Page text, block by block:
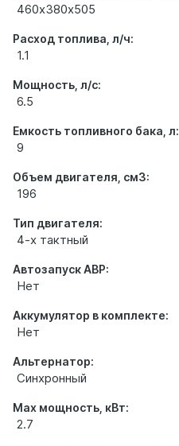
460х380х505
Расход топлива, л/ч:
1.1
Мощность, л/с:
6.5
Емкость топливного бака, л:
9
Объем двигателя, см3:
196
Тип двигателя:
4-х тактный
Автозапуск АВР:
Нет
Аккумулятор в комплекте:
Нет
Альтернатор:
Синхронный
Max мощность, кВт:
2.7